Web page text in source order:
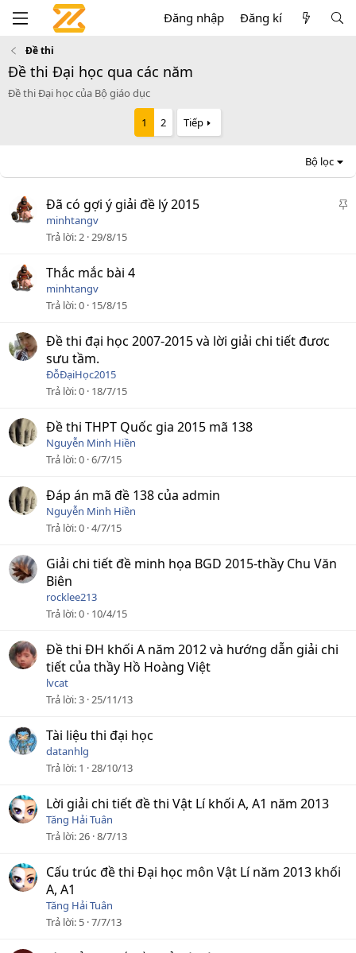
Đăng nhập Đăng kí
Đề thi
Đề thi Đại học qua các năm
Đề thi Đại học của Bộ giáo dục
1 2 Tiếp
Bộ lọc
D
Đã có gợi ý giải đề lý 2015
minhtangv
Trả lời 2 29/8/15
Thắc mắc bài 4
minhtangv
Trả lời 0 15/8/15
Đề thi đại học 2007-2015 và lời giải chi tiết đươc
sưu tầm.
ĐỗĐạiHọc2015
Trả lời 0 18/7/15
Đề thi THPT Quốc gia 2015 mã 138
Nguyễn Minh Hiền
Trả lời 0 6/7/15
Đáp án mã đề 138 của admin
Nguyễn Minh Hiền
Trả lời 0 4/7/15
Giải chi tiết đề minh họa BGD 2015-thầy Chu Văn
Biên
rocklee213
Trả lời 0 10/4/15
Đề thi ĐH khối A năm 2012 và hướng dẫn giải chi
tiết của thầy Hồ Hoàng Việt
lvcat
Trả lời 3 25/11/13
Tài liệu thi đại học
datanhlg
Trả lời 1 28/10/13
Lời giải chi tiết đề thi Vật Lí khối A, A1 năm 2013
Tăng Hải Tuân
Trả lời 26 8/7/13
Cấu trúc đề thi Đại học môn Vật Lí năm 2013 khối
A, A1
Tăng Hải Tuân
Trả lời 5 7/7/13